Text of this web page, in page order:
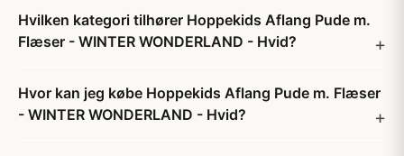
Hvilken kategori tilhører Hoppekids Aflang Pude m.
Flæser - WINTER WONDERLAND - Hvid?
Hvor kan jeg købe Hoppekids Aflang Pude m. Flæser
- WINTER WONDERLAND - Hvid?